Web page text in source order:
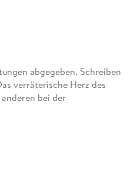
abgegeben. Schreiben
verräterische Herz des
bei der